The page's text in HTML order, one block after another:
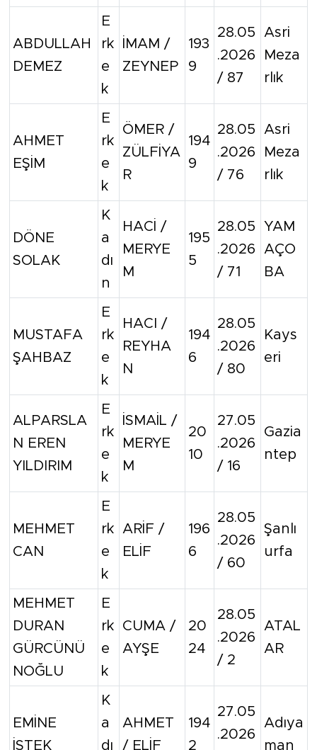
ABDULLAH
DEMEZ
E
rk
e
k
İMAM /
ZEYNEP
193
9
28.05
.2026
/ 87
Asri
Meza
rlık
AHMET
EŞİM
E
rk
e
k
ÖMER /
ZÜLFİYA
R
194
9
28.05
.2026
/ 76
Asri
Meza
rlık
DÖNE
SOLAK
K
a
dı
n
HACİ /
MERYE
M
195
5
28.05
.2026
/ 71
YAM
AÇO
BA
MUSTAFA
ŞAHBAZ
E
rk
e
k
HACI /
REYHA
N
194
6
28.05
.2026
/ 80
Kays
eri
ALPARSLA
N EREN
YILDIRIM
E
rk
e
k
İSMAİL /
MERYE
M
20
10
27.05
.2026
/ 16
Gazia
ntep
MEHMET
CAN
E
rk
e
k
ARİF /
ELİF
196
6
28.05
.2026
/ 60
Şanlı
urfa
MEHMET
DURAN
GÜRCÜNÜ
NOĞLU
E
rk
e
k
CUMA /
AYŞE
20
24
28.05
.2026
/ 2
ATAL
AR
EMİNE
İSTEK
K
a
dı
AHMET
/ ELİF
194
2
27.05
.2026
Adıya
man